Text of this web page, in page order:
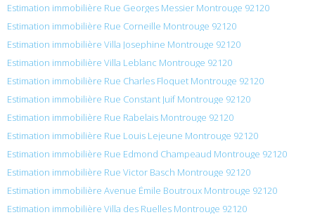
Estimation immobilière Rue Georges Messier Montrouge 92120
Estimation immobilière Rue Corneille Montrouge 92120
Estimation immobilière Villa Josephine Montrouge 92120
Estimation immobilière Villa Leblanc Montrouge 92120
Estimation immobilière Rue Charles Floquet Montrouge 92120
Estimation immobilière Rue Constant Juif Montrouge 92120
Estimation immobilière Rue Rabelais Montrouge 92120
Estimation immobilière Rue Louis Lejeune Montrouge 92120
Estimation immobilière Rue Edmond Champeaud Montrouge 92120
Estimation immobilière Rue Victor Basch Montrouge 92120
Estimation immobilière Avenue Émile Boutroux Montrouge 92120
Estimation immobilière Villa des Ruelles Montrouge 92120